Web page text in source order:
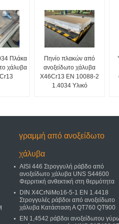
Πλάκα
χάλυβα
Πηνίο πλακών από
ανοξείδωτο χάλυβα
X46Cr13 EN 10088-2
1.4034 Υλικό
γραμμή από ανοξείδωτο
χάλυβα
AISI 446 Στρογγυλή ράβδο από
ανοξείδωτο χάλυβα UNS S44600
Φερριτική ανθεκτική στη θερμότητα
DIN X4CrNiMo16-5-1 EN 1.4418
Στρογγυλές ράβδοι από ανοξείδωτο
χάλυβα Κατάσταση Α QT760 QT900
EN 1,4542 ράβδοι ανοξείδωτου